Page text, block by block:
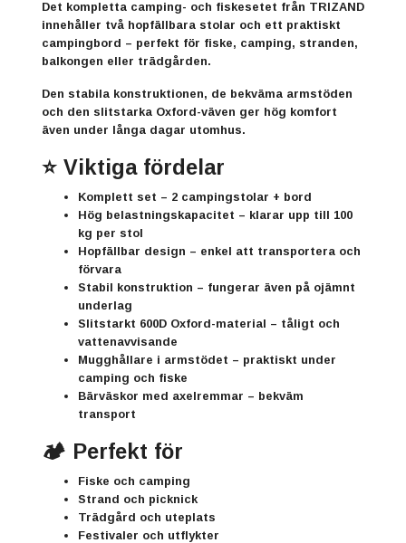
Det kompletta camping- och fiskesetet från TRIZAND
innehåller två hopfällbara stolar och ett praktiskt
campingbord – perfekt för fiske, camping, stranden,
balkongen eller trädgården.
Den stabila konstruktionen, de bekväma armstöden
och den slitstarka Oxford-väven ger hög komfort
även under långa dagar utomhus.
⭐ Viktiga fördelar
Komplett set – 2 campingstolar + bord
Hög belastningskapacitet – klarar upp till 100
kg per stol
Hopfällbar design – enkel att transportera och
förvara
Stabil konstruktion – fungerar även på ojämnt
underlag
Slitstarkt 600D Oxford-material – tåligt och
vattenavvisande
Mugghållare i armstödet – praktiskt under
camping och fiske
Bärväskor med axelremmar – bekväm
transport
🏕️ Perfekt för
Fiske och camping
Strand och picknick
Trädgård och uteplats
Festivaler och utflykter